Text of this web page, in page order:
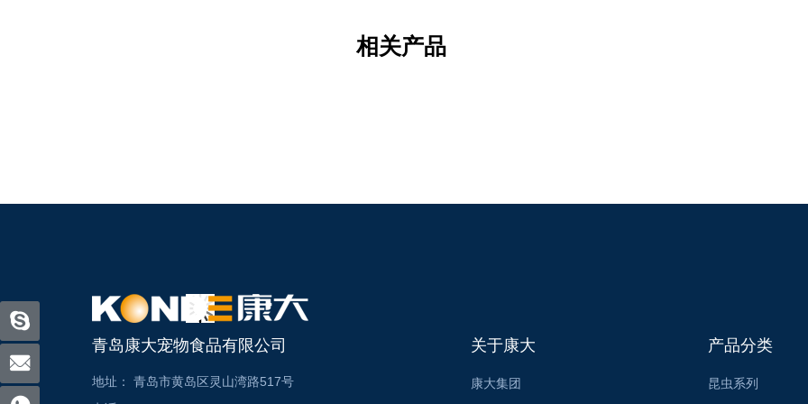
相关产品
青岛康大宠物食品有限公司
地址：
青岛市黄岛区灵山湾路517号
关于康大
康大集团
产品分类
昆虫系列